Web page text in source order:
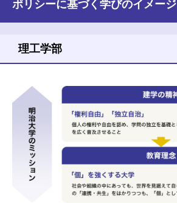
ポリシーに基づく学びのイメージ
理工学部